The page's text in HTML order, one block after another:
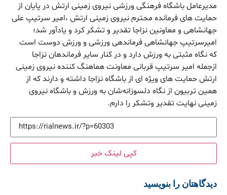
مدیرعامل باشگاه فرهنگی ورزشی نیروی زمینی ارتش در پایان از
حمایت های فرمانده محترم نیروی زمینی ارتش ،امیر سرتیپ علی
جهانشاهی و معاونین نزاجا تقدیر و تشکر کرد و یادآور شد؛
امیرسرتیپ جهانشاهی فرماندهی ورزشی و ورزش دوست است
که نگاه مثبتی به ورزش دارد و در کنار سایر فرماندهان نزاجا
ازجمله امیر سرتیپ قربانی معاونت هماهنگ کننده نیروی زمینی
ارتش حمایت های ویژه ای از باشگاه نزاجا داشته و دارند که از
همین تربیون از نگاه دلسوزانه‌شان به ورزش و باشگاه نیروی
زمینی نهایت تقدیر وتشکر را دارم.
کپی لینک خبر
دیدگاهتان را بنویسید